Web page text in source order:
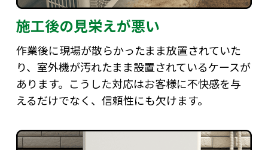
施工後の見栄えが悪い
作業後に現場が散らかったまま放置されていた
り、室外機が汚れたまま設置されているケースが
あります。こうした対応はお客様に不快感を与
えるだけでなく、信頼性にも欠けます。